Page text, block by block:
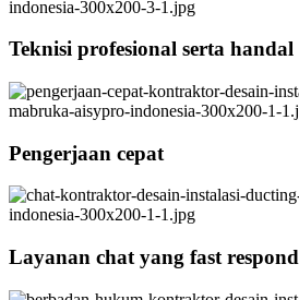
Teknisi profesional serta handal
Pengerjaan cepat
Layanan chat yang fast respond